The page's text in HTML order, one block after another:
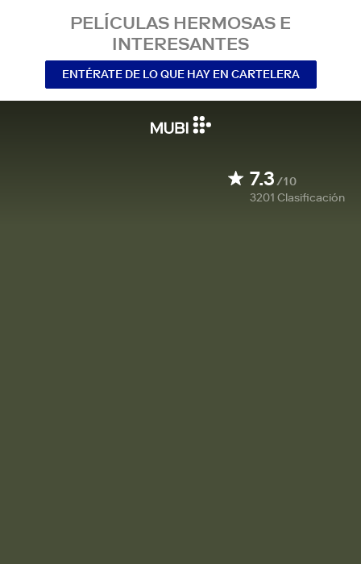
PELÍCULAS HERMOSAS E
INTERESANTES
ENTÉRATE DE LO QUE HAY EN CARTELERA
7.3/10
3201 Clasificación